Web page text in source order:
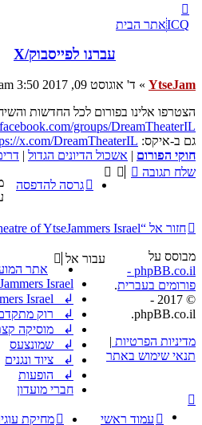
קשר
עם
ICQאתר הבית
עברנו לפייסבוק/X
YtseJam
» ד' אוגוסט 09, 2017 3:50 am
הצטרפו אלינו בפורום לכל החדשות
groups/DreamTheaterIL
גם ב-איקס: x.com/DreamTheaterIL
חוקי הפורום| אשכול הדיונים הגדול|
שלח תגובה
גרסה להדפסה
חזור אל “The Theatre of YtseJammers Israel”
עבור אל
אתר
Israel
↲ The Theatre of YtseJammers Israel
↲ רוק
↲ מוסיקה
↲ שמונצעס
↲ ציוד ונגנים
↲ הופעות
חברי מועדון
עמוד ראשי מחיקת
מבוסס על
phpBB.co.il -
פורומים בעברית.
© 2017 -
phpBB.co.il.
מדיניות הפרטיות
תנאי שימוש באתר